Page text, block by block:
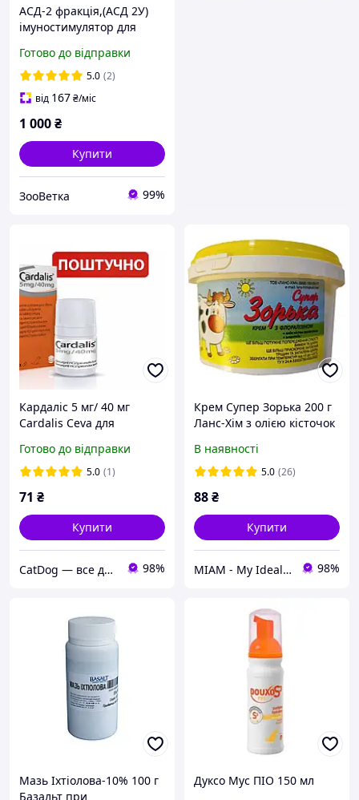
АСД-2 фракція,(АСД 2У)
імуностимулятор для
застосування, флакон 100
мл
Готово до відправки
5.0 (2)
від 167₴/міс
1 000₴
Купити
ЗооВетка 99%
Кардаліс 5 мг/ 40 мг
Cardalis Ceva для
недостатності у собак,
поштучно
Готово до відправки
5.0 (1)
71 ₴
Купити
CatDog — все для домашніх тварин 💙💛 98%
Крем Супер Зорька 200 г
Ланс-Хім з олією кісточок
В наявності
5.0 (26)
88₴
Купити
MIAM - My Ideal Animal Market 98%
Мазь Іхтіолова-10% 100 г
Базальт при
Дуксо Мус ПІО 150 мл